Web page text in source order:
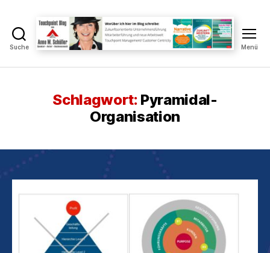
Suche
Touchpoint
Blog
M.
Schüller
Menü
Schlagwort: Pyramidal-
Organisation